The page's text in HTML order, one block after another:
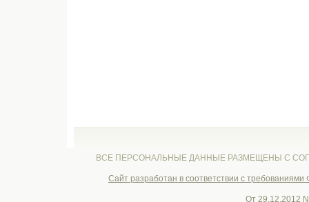
ВСЕ ПЕРСОНАЛЬНЫЕ ДАННЫЕ РАЗМЕЩЕНЫ С
Cайт разработан в соответствии с
От 29.12.2012